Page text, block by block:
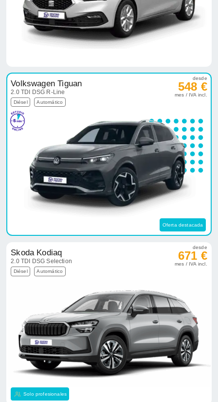
Volkswagen Tiguan
2.0 TDI DSG R-Line
Diésel Automático
desde
548 €
mes / IVA incl.
Oferta destacada
Skoda Kodiaq
2.0 TDI DSG Selection
Diésel Automático
desde
671 €
mes / IVA incl.
Solo profesionales